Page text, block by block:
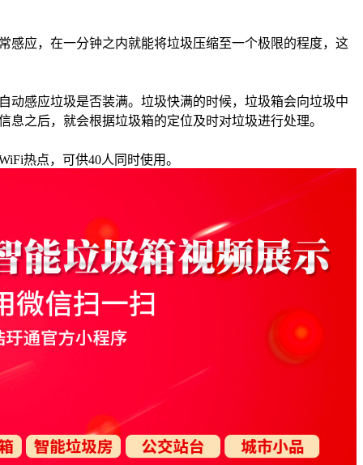
感应，在一分钟之内就能将垃圾压缩至一个极限的程度，这
动感应垃圾是否装满。垃圾快满的时候，垃圾箱会向垃圾中
之后，就会根据垃圾箱的定位及时对垃圾进行处理。
热点，可供40人同时使用。